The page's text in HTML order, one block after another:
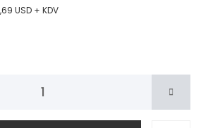
USD + KDV